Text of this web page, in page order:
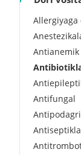
Allergiyaga
Antifungal